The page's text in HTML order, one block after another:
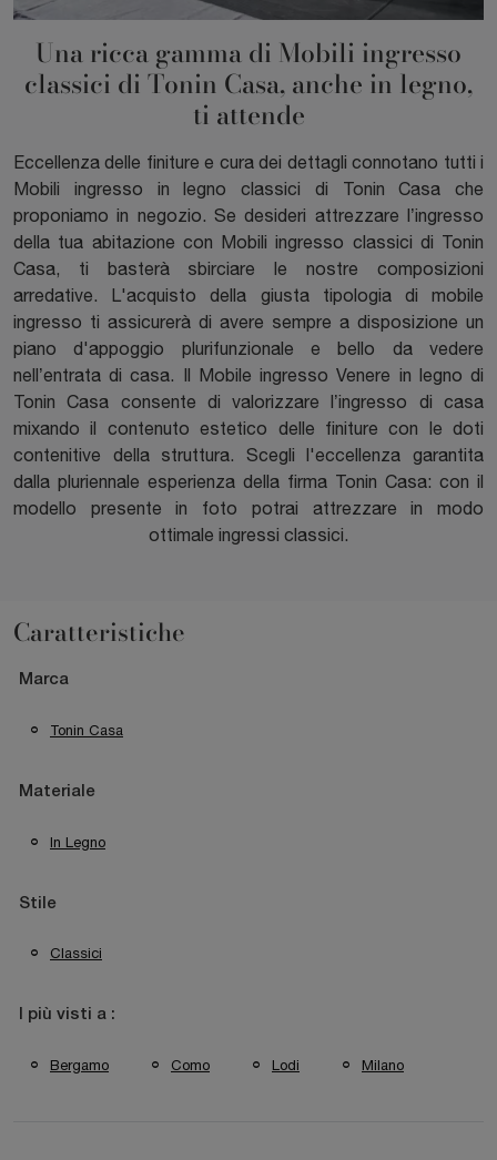
Una ricca gamma di Mobili ingresso
classici di Tonin Casa, anche in legno,
ti attende
Eccellenza delle finiture e cura dei dettagli connotano tutti i
Mobili ingresso in legno classici di Tonin Casa che
proponiamo in negozio. Se desideri attrezzare l’ingresso
della tua abitazione con Mobili ingresso classici di Tonin
Casa, ti basterà sbirciare le nostre composizioni
arredative. L'acquisto della giusta tipologia di mobile
ingresso ti assicurerà di avere sempre a disposizione un
piano d'appoggio plurifunzionale e bello da vedere
nell’entrata di casa. Il Mobile ingresso Venere in legno di
Tonin Casa consente di valorizzare l’ingresso di casa
mixando il contenuto estetico delle finiture con le doti
contenitive della struttura. Scegli l'eccellenza garantita
dalla pluriennale esperienza della firma Tonin Casa: con il
modello presente in foto potrai attrezzare in modo
ottimale ingressi classici.
Caratteristiche
Marca
Tonin Casa
Materiale
In Legno
Stile
Classici
I più visti a :
Bergamo Como Lodi Milano